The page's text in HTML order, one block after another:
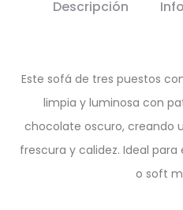
Descripción
Este sofá de tres puestos
limpia y luminosa con
chocolate oscuro, creando
frescura y calidez. Ideal
o soft